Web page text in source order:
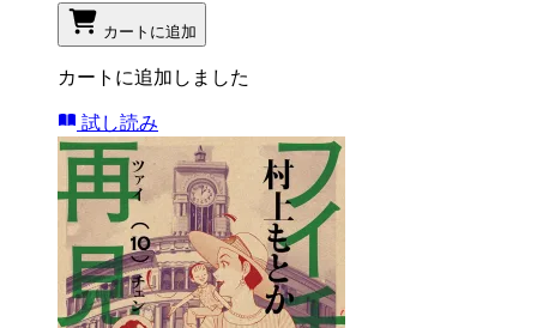
カートに追加
カートに追加しました
試し読み